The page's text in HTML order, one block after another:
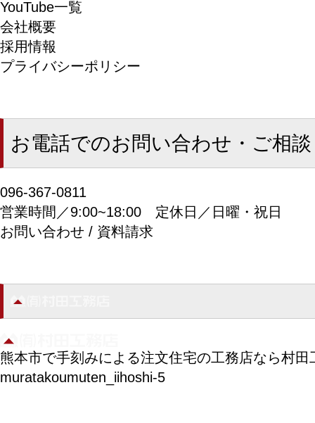
YouTube一覧
会社概要
採用情報
プライバシーポリシー
お電話でのお問い合わせ・ご相談
096-367-0811
営業時間／9:00~18:00 定休日／日曜・祝日
お問い合わせ / 資料請求
熊本市で手刻みによる注文住宅の工務店なら村田
muratakoumuten_iihoshi-5